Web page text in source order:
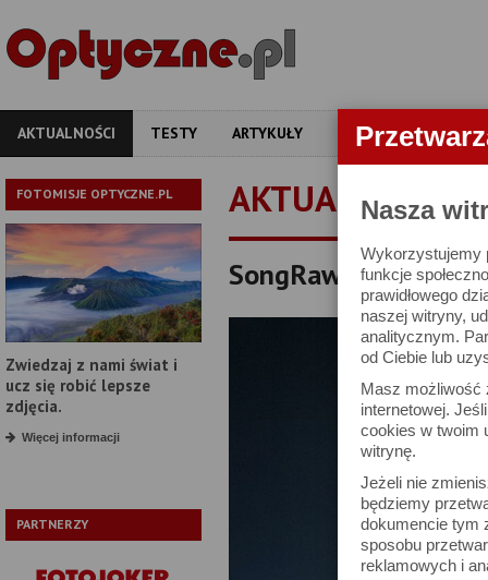
Nasza
Wykorzystujemy
funkcje
prawidłowego
naszej witryny,
analitycznym.
od Ciebie lub
Masz możliwość
internetowej.
cookies w twoim
witrynę.
Jeżeli nie
będziemy
dokumencie tym
sposobu
reklamowych i
AKTUALNOŚCI TESTY ARTYKUŁY APARATY
FOTOMISJE OPTYCZNE.PL
Zwiedzaj z nami świat i
ucz się robić lepsze
zdjęcia.
Więcej informacji
PARTNERZY
AKTUALNOŚCI
SongRaw 50 mm f/